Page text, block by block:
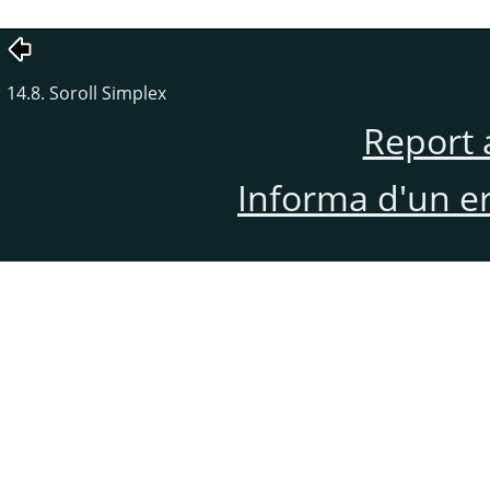
14.8. Soroll Simplex
Report
Informa d'un